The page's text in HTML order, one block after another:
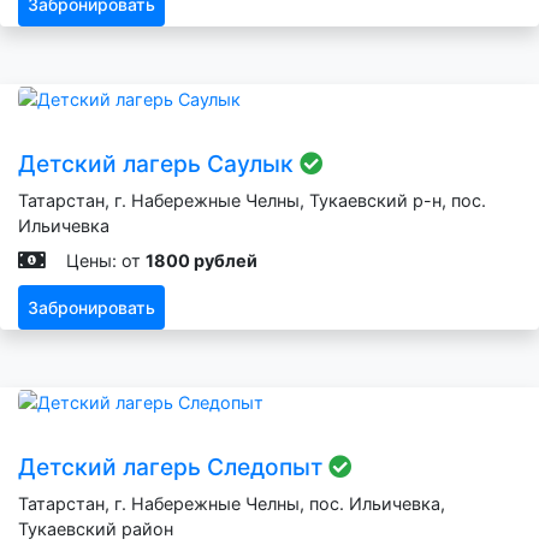
Забронировать
Детский лагерь Саулык
Татарстан, г. Набережные Челны, Тукаевский р-н, пос.
Ильичевка
Цены: от 1800 рублей
Забронировать
Детский лагерь Следопыт
Татарстан, г. Набережные Челны, пос. Ильичевка,
Тукаевский район